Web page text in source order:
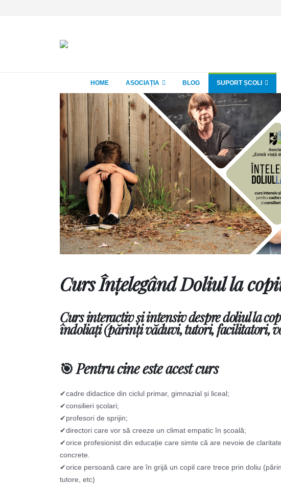
HOME ASOCIAȚIA BLOG SUPORT ȘCOLI
Curs Înțelegând Doliul la
Curs interactiv și intensivdespredoliul la
îndoliați (părinți văduvi, tutori, facilitatori,
🎯 Pentru cine este acest curs
✔cadre didactice din ciclul primar, gimnazial și liceal;
✔consilieri școlari;
✔profesori de sprijin;
✔directori care vor să creeze un climat empatic în școală;
✔orice profesionist din educație care simte că are nevoie de
concrete.
✔orice persoană care are în grijă un copil care trece prin doliu
tutore, etc)